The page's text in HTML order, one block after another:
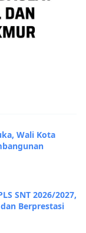
Wali Kota
SNT 2026/2027,
Berprestasi